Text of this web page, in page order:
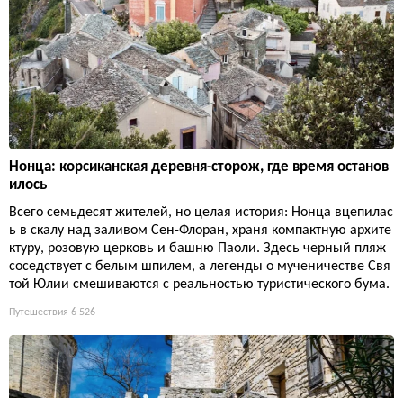
Нонца: корсиканская деревня-сторож, где время останов
илось
Всего семьдесят жителей, но целая история: Нонца вцепилас
ь в скалу над заливом Сен-Флоран, храня компактную архите
ктуру, розовую церковь и башню Паоли. Здесь черный пляж
соседствует с белым шпилем, а легенды о мученичестве Свя
той Юлии смешиваются с реальностью туристического бума.
Путешествия 6 526